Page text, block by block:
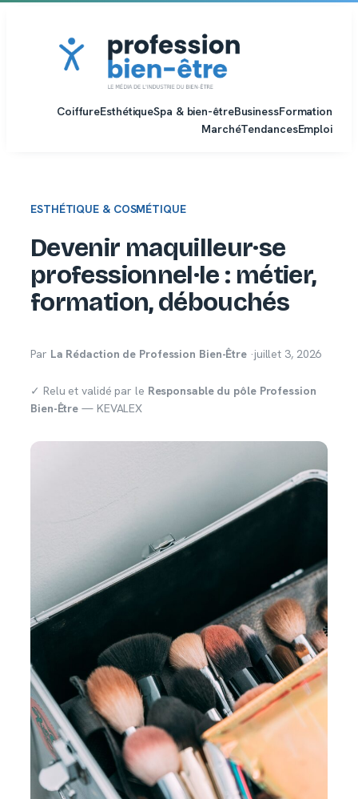
CoiffureEsthétiqueSpa & bien-êtreBusinessFormation
MarchéTendancesEmploi
ESTHÉTIQUE & COSMÉTIQUE
Devenir maquilleur·se
professionnel·le : métier,
formation, débouchés
Par La Rédaction de Profession Bien-Être ·juillet 3, 2026
✓ Relu et validé par le Responsable du pôle Profession
Bien-Être — KEVALEX